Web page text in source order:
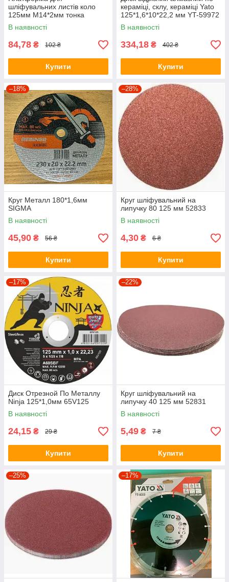
шліфувальних листів коло
125мм М14*2мм тонка
В наявності
84,78 ₴ 102 ₴
Купити
кераміці, склу, кераміці Yato
125*1,6*10*22,2 мм YT-59972
В наявності
334,18 ₴ 402 ₴
Купити
–18%
Круг Металл 180*1,6мм
SIGMA
В наявності
45,90 ₴ 56 ₴
Купити
–28%
Круг шліфувальний на
липучку 80 125 мм 52833
В наявності
4,30 ₴ 6 ₴
Купити
–17%
Диск Отрезной По Металлу
Ninja 125*1,0мм 65V125
В наявності
24,15 ₴ 29 ₴
Купити
–22%
Круг шліфувальний на
липучку 40 125 мм 52831
В наявності
5,49 ₴ 7 ₴
Купити
–25% –17%